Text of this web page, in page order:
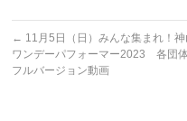
← 11月5日（日）みんな集まれ！神
ワンデーパフォーマー2023 各団
フルバージョン動画